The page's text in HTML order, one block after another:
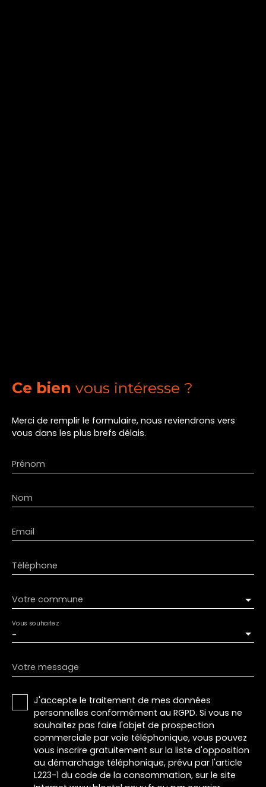
Ce bien vous intéresse ?
Merci de remplir le formulaire, nous reviendrons vers
vous dans les plus brefs délais.
Prénom
Nom
Email
Téléphone
Votre commune
-
Vous souhaitez
Votre message
J'accepte le traitement de mes données
personnelles conformément au RGPD. Si vous ne
souhaitez pas faire l'objet de prospection
commerciale par voie téléphonique, vous pouvez
vous inscrire gratuitement sur la liste d'opposition
au démarchage téléphonique, prévu par l'article
L223-1 du code de la consommation, sur le site